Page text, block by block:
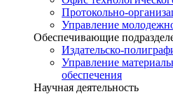
Протокольно-
Управление
Обеспечивающие
Издательско-
Управление
обеспечения
Научная деятельность